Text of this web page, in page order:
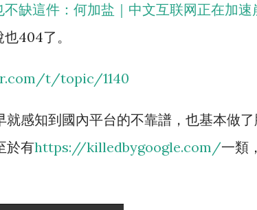
缺這件：何加盐｜中文互联网正在加速
404了。
t/topic/1140
感知到國內平台的不靠譜，也基本做
於有https://killedbygoogle.com/一類